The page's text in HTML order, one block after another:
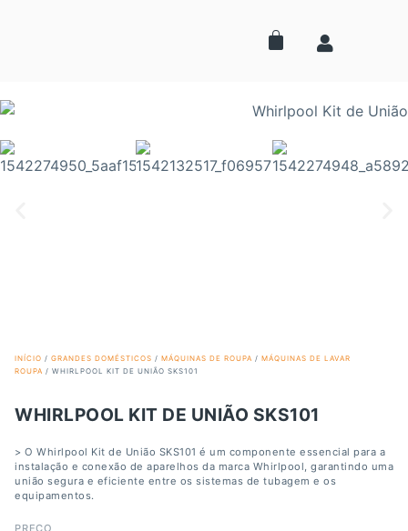
INÍCIO / GRANDES DOMÉSTICOS / MÁQUINAS DE ROUPA / MÁQUINAS DE LAVAR
ROUPA / WHIRLPOOL KIT DE UNIÃO SKS101
WHIRLPOOL KIT DE UNIÃO SKS101
> O Whirlpool Kit de União SKS101 é um componente essencial para a
instalação e conexão de aparelhos da marca Whirlpool, garantindo uma
união segura e eficiente entre os sistemas de tubagem e os
equipamentos.
PREÇO